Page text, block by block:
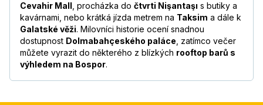
Cevahir Mall , procházka do čtvrti Nişantaşı s butiky a
kavárnami, nebo krátká jízda metrem na Taksim a dále k
Galatské věži. Milovníci historie ocení snadnou
dostupnost Dolmabahçeského paláce , zatímco večer
můžete vyrazit do některého z blízkých rooftop barů s
výhledem na Bospor.